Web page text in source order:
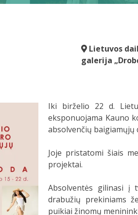
Lietuvos
galerija
Iki birželio 22 d.
eksponuojama Kauno
absolvenčių baigiamųjų
Joje pristatomi šiais
projektai.
Absolventės gilinasi į
drabužių prekiniams
puikiai žinomų